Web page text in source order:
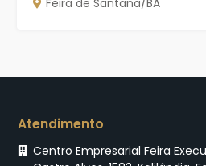
Feira de Santana/BA
Atendimento
Centro Empresarial Feira